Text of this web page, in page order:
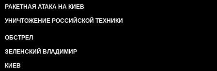
РАКЕТНАЯ АТАКА НА КИЕВ
УНИЧТОЖЕНИЕ РОССИЙСКОЙ ТЕХНИКИ
ОБСТРЕЛ
ЗЕЛЕНСКИЙ ВЛАДИМИР
КИЕВ